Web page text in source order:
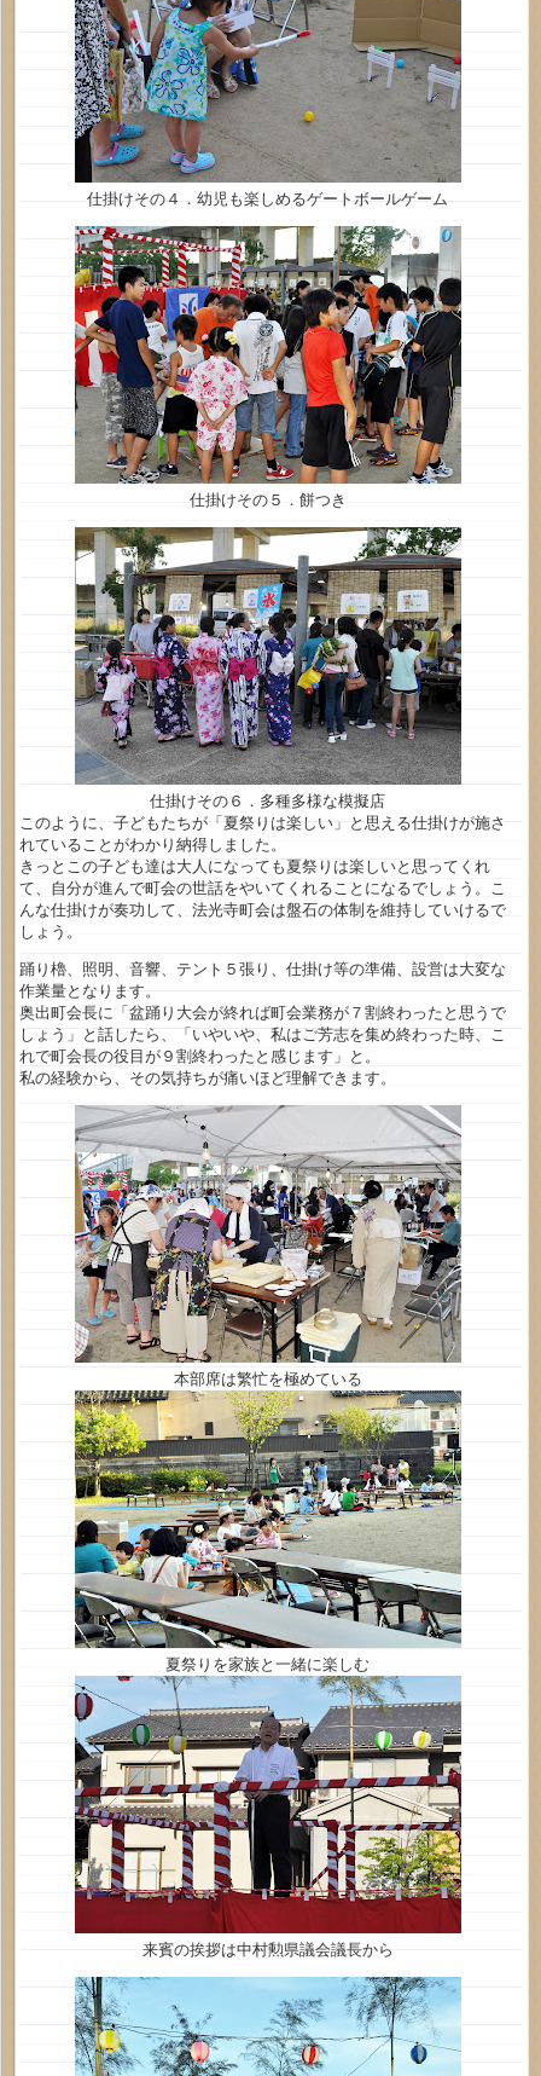
仕掛けその４．幼児も楽しめるゲートボールゲーム
仕掛けその５．餅つき
仕掛けその６．多種多様な模擬店
このように、子どもたちが「夏祭りは楽しい」と思える仕掛けが施さ
れていることがわかり納得しました。
きっとこの子ども達は大人になっても夏祭りは楽しいと思ってくれ
て、自分が進んで町会の世話をやいてくれることになるでしょう。こ
んな仕掛けが奏功して、法光寺町会は盤石の体制を維持していけるで
しょう。
踊り櫓、照明、音響、テント５張り、仕掛け等の準備、設営は大変な
作業量となります。
奥出町会長に「盆踊り大会が終れば町会業務が７割終わったと思うで
しょう」と話したら、「いやいや、私はご芳志を集め終わった時、こ
れで町会長の役目が９割終わったと感じます」と。
私の経験から、その気持ちが痛いほど理解できます。
本部席は繁忙を極めている
夏祭りを家族と一緒に楽しむ
来賓の挨拶は中村勲県議会議長から